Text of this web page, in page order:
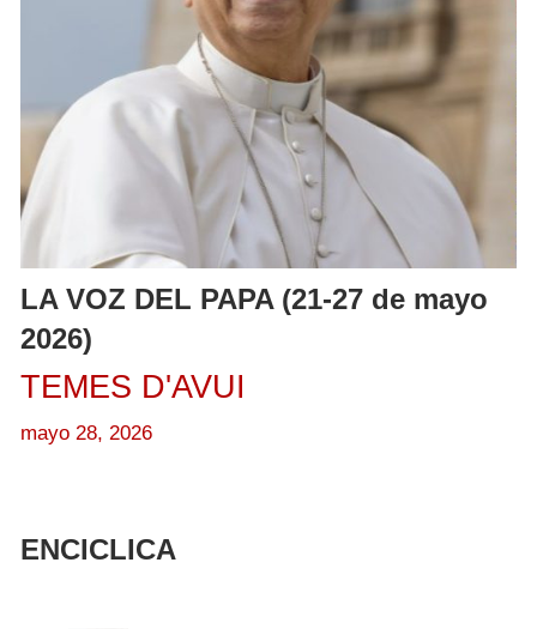
LA VOZ DEL PAPA (21-27 de mayo
2026)
TEMES D'AVUI
mayo 28, 2026
ENCICLICA